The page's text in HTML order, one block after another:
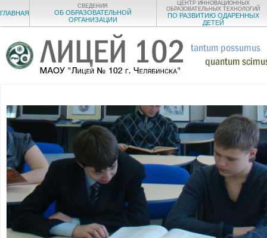
ГЛАВНАЯ
СВЕДЕНИЯ
ОБ ОБРАЗОВАТЕЛЬНОЙ
ОРГАНИЗАЦИИ
ЦЕНТР ИННОВАЦИОННЫХ
ОБРАЗОВАТЕЛЬНЫХ ТЕХНОЛОГИЙ
ПО РАЗВИТИЮ ОДАРЕННЫХ
ДЕТЕЙ